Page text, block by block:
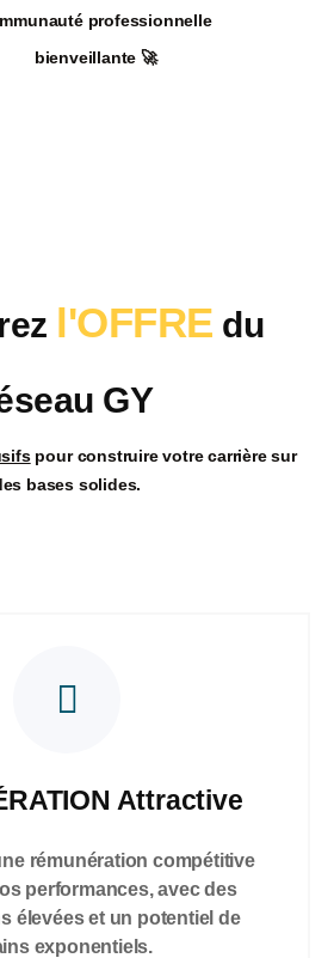
professionnelle
bienveillante 🚀
l'OFFRE du
GY
pourconstruire votre carrièresur
bases solides.
Attractive
rémunération compétitive
performances, avec des
élevées et un potentiel de
exponentiels.